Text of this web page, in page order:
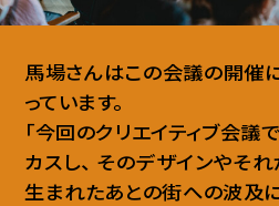
馬場さんはこの会議の開催
っています。
「今回のクリエイティブ会議
カスし、 そのデザインやそ
生まれたあとの街への波及